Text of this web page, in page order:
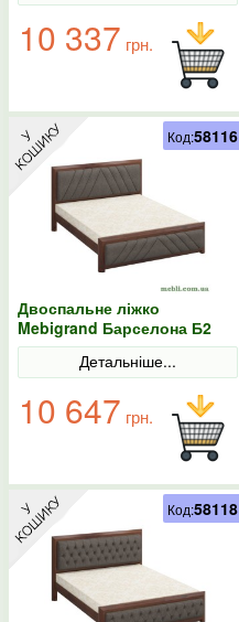
10 337 грн.
Двоспальне ліжко
Mebigrand Барселона Б2
Горіх темний/Аляска 97
Детальніше...
10 647 грн.
Код:58116
Код:58118